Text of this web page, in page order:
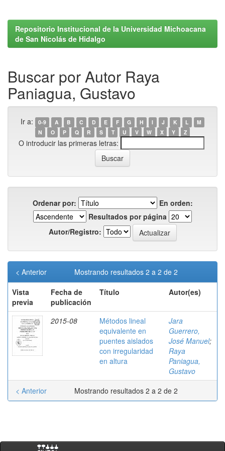
Repositorio Institucional de la Universidad Michoacana
de San Nicolás de Hidalgo
Buscar por Autor Raya
Paniagua, Gustavo
Ir a: 0-9 A B C D E F G H I J K L
M
N
O P Q R S T U V W X Y Z
O introducir las primeras letras:
Ordenar por:
En orden:
Resultados por página
Autor/Registro:
Mostrando resultados 2 a 2 de 2
< Anterior
Vista
previa
Fecha de
publicación
Título Autor(es)
2015-08
Métodos lineal
equivalente en
puentes aislados
con irregularidad
en altura
Jara
Guerrero,
José Manuel;
Raya
Paniagua,
Gustavo
Mostrando resultados 2 a 2 de 2
< Anterior